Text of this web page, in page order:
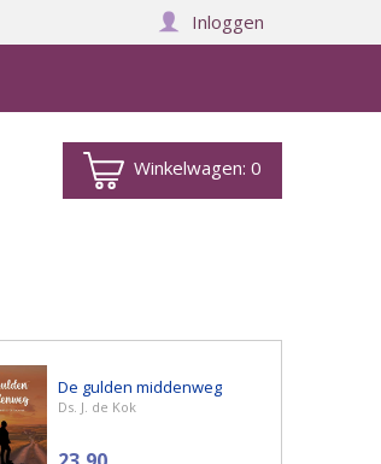
Inloggen
Winkelwagen:0
De gulden middenweg
Ds. J. de Kok